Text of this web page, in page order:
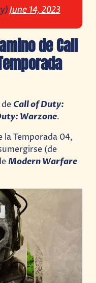
June 14, 2023
de Call
Call of Duty:
Warzone.
la Temporada 04,
(de
Modern Warfare